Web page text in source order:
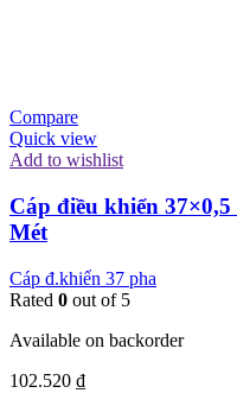
Compare
Quick view
Add to wishlist
Cáp điều khiển
Mét
Cáp đ.khiển 37 pha
Rated 0 out of 5
Available on backorder
102.520 ₫